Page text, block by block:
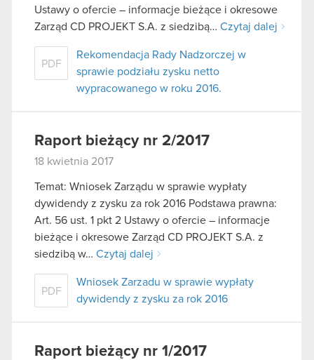
Ustawy o ofercie – informacje bieżące i okresowe
Zarząd CD PROJEKT S.A. z siedzibą… Czytaj dalej
PDF
Rekomendacja Rady Nadzorczej w
sprawie podziału zysku netto
wypracowanego w roku 2016.
Raport bieżący nr 2/2017
18 kwietnia 2017
Temat: Wniosek Zarządu w sprawie wypłaty
dywidendy z zysku za rok 2016 Podstawa prawna:
Art. 56 ust. 1 pkt 2 Ustawy o ofercie – informacje
bieżące i okresowe Zarząd CD PROJEKT S.A. z
siedzibą w… Czytaj dalej
PDF
Wniosek Zarzadu w sprawie wypłaty
dywidendy z zysku za rok 2016
Raport bieżący nr 1/2017